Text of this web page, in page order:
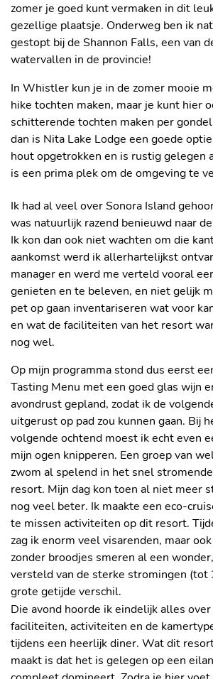
zomer je goed kunt vermaken in dit
gezellige plaatsje. Onderweg ben ik
gestopt bij de Shannon Falls, een van
watervallen in de provincie!
In Whistler kun je in de zomer mooie
hike tochten maken, maar je kunt hier
schitterende tochten maken per
dan is Nita Lake Lodge een goede
hout opgetrokken en is rustig gelegen
is een prima plek om de omgeving te
NITA LAKE LODGE
WHISTLER
Ik had al veel over Sonora Island
was natuurlijk razend benieuwd naar
Ik kon dan ook niet wachten om die
aankomst werd ik allerhartelijkst
manager en werd me verteld vooral
genieten en te beleven, en niet gelijk
pet op gaan inventariseren wat voor
en wat de faciliteiten van het resort
nog wel.
SONORA RESORT
Op mijn programma stond dus eerst
Tasting Menu met een goed glas wijn
avondrust gepland, zodat ik de
uitgerust op pad zou kunnen gaan. Bij
volgende ochtend moest ik echt even
mijn ogen knipperen. Een groep van
zwom al spelend in het snel
resort. Mijn dag kon toen al niet meer
nog veel beter. Ik maakte een eco-
te missen activiteiten op dit resort.
zag ik enorm veel visarenden, maar
zonder broodjes smeren al een
versteld van de sterke stromingen (tot
grote getijde verschil.
Die avond hoorde ik eindelijk alles
faciliteiten, activiteiten en de
tijdens een heerlijk diner. Wat dit
maakt is dat het is gelegen op een